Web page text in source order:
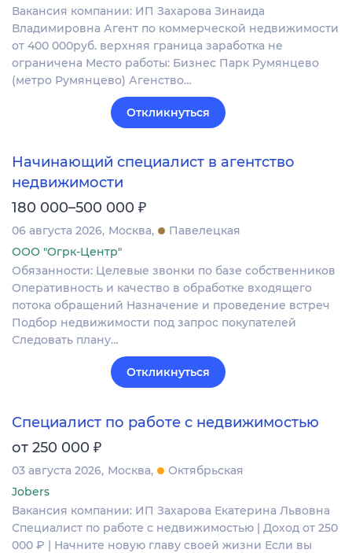
Вакансия компании: ИП Захарова Зинаида
Владимировна Агент по коммерческой недвижимости
от 400 000руб. верхняя граница заработка не
ограничена Место работы: Бизнес Парк Румянцево
(метро Румянцево) Агенство…
Откликнуться
Начинающий специалист в агентство
недвижимости
180 000–500 000 ₽
06 августа 2026 Москва
Павелецкая
ООО "Огрк-Центр"
Обязанности: Целевые звонки по базе собственников
Оперативность и качество в обработке входящего
потока обращений Назначение и проведение встреч
Подбор недвижимости под запрос покупателей
Следовать плану…
Откликнуться
Специалист по работе с недвижимостью
от 250 000 ₽
03 августа 2026 Москва
Октябрьская
Jobers
Вакансия компании: ИП Захарова Екатерина Львовна
Специалист по работе с недвижимостью | Доход от 250
000 ₽ | Начните новую главу своей жизни Если вы